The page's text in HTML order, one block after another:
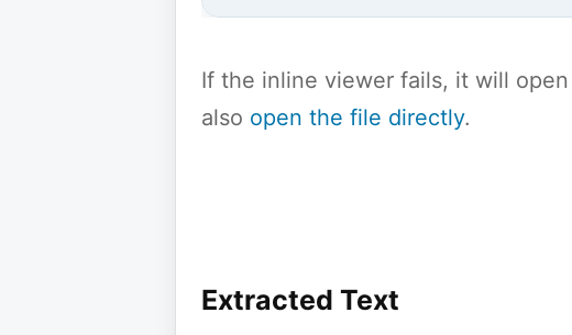
If the inline viewer fails, it will
also open the file directly.
Extracted Text